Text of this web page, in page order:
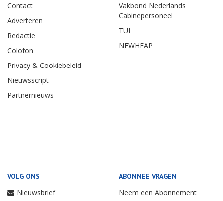
Contact
Adverteren
Redactie
Colofon
Privacy & Cookiebeleid
Nieuwsscript
Partnernieuws
Vakbond Nederlands
Cabinepersoneel
TUI
NEWHEAP
VOLG ONS
Nieuwsbrief
ABONNEE VRAGEN
Neem een Abonnement